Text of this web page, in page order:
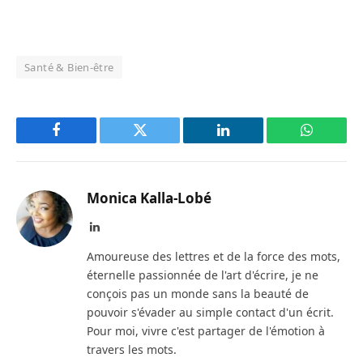
Santé & Bien-être
Facebook Twitter LinkedIn
Monica Kalla-Lobé
LinkedIn
Amoureuse des lettres et de la force des mots,
éternelle passionnée de l'art d'écrire, je ne
conçois pas un monde sans la beauté de
pouvoir s'évader au simple contact d'un écrit.
Pour moi, vivre c'est partager de l'émotion à
travers les mots.